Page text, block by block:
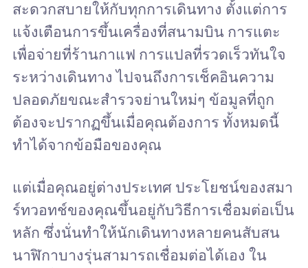
สะดวกสบายให้กับทุกการเดินทาง ตั้งแต่การ
แจ้งเตือนการขึ้นเครื่องที่สนามบิน การแตะ
เพื่อจ่ายที่ร้านกาแฟ การแปลที่รวดเร็วทันใจ
ระหว่างเดินทาง ไปจนถึงการเช็คอินความ
ปลอดภัยขณะสำรวจย่านใหม่ๆ ข้อมูลที่ถูก
ต้องจะปรากฏขึ้นเมื่อคุณต้องการ ทั้งหมดนี้
ทำได้จากข้อมือของคุณ
แต่เมื่อคุณอยู่ต่างประเทศ ประโยชน์ของสมา
ร์ทวอทช์ของคุณขึ้นอยู่กับวิธีการเชื่อมต่อเป็น
หลัก ซึ่งนั่นทำให้นักเดินทางหลายคนสับสน
นาฬิกาบางรุ่นสามารถเชื่อมต่อได้เอง ใน